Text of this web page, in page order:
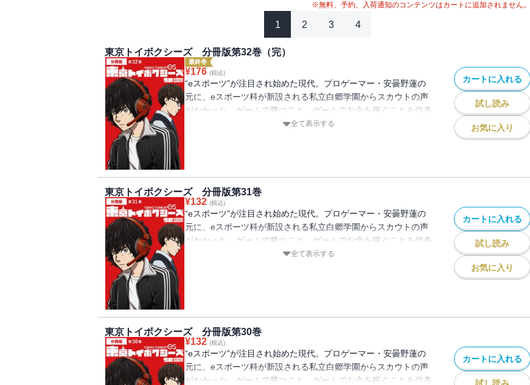
※無料、予約、入荷通知のコンテンツはカートに追加されません。
1 2 3 4
東京トイボクシーズ 分冊版第32巻（完）
最終巻
¥176 (税込)
“eスポーツ”が注目され始めた現代。プロゲーマー・安曇野蓮の
元に、eスポーツ科が新設される私立白郷学園からスカウトの声
がかかった。ゲームで勝つこと、ゲームでお金を稼ぐことを信条
とする蓮。自分の生き方に悩む、ゲーム初心者の神崎真代。ここ
「ROUND.37」「FINAL ROUND」が収録されています。
全て表示する
カートに入れる
試し読み
お気に入り
東京トイボクシーズ 分冊版第31巻
¥132 (税込)
“eスポーツ”が注目され始めた現代。プロゲーマー・安曇野蓮の
元に、eスポーツ科が新設される私立白郷学園からスカウトの声
がかかった。ゲームで勝つこと、ゲームでお金を稼ぐことを信条
とする蓮。自分の生き方に悩む、ゲーム初心者の神崎真代。ここ
全て表示する
カートに入れる
試し読み
お気に入り
東京トイボクシーズ 分冊版第30巻
¥132 (税込)
“eスポーツ”が注目され始めた現代。プロゲーマー・安曇野蓮の
元に、eスポーツ科が新設される私立白郷学園からスカウトの声
がかかった。ゲームで勝つこと、ゲームでお金を稼ぐことを信条
カートに入れる
試し読み